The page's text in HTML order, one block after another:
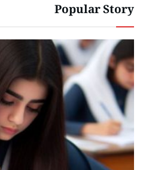
Popular Story